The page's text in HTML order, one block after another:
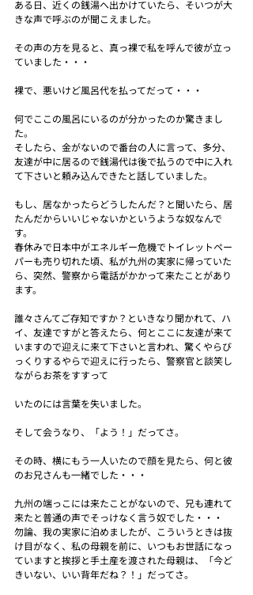
ある日、近くの銭湯へ出かけていたら、そいつが大
きな声で呼ぶのが聞こえました。
その声の方を見ると、真っ裸で私を呼んで彼が立っ
ていました・・・
裸で、悪いけど風呂代を払ってだって・・・
何でここの風呂にいるのが分かったのか驚きまし
た。
そしたら、金がないので番台の人に言って、多分、
友達が中に居るので銭湯代は後で払うので中に入れ
て下さいと頼み込んできたと話していました。
もし、居なかったらどうしたんだ？と聞いたら、居
たんだからいいじゃないかというような奴なんで
す。
春休みで日本中がエネルギー危機でトイレットペー
パーも売り切れた頃、私が九州の実家に帰っていた
ら、突然、警察から電話がかかって来たことがあり
ます。
誰々さんてご存知ですか？といきなり聞かれて、ハ
イ、友達ですがと答えたら、何とここに友達が来て
いますので迎えに来て下さいと言われ、驚くやらび
っくりするやらで迎えに行ったら、警察官と談笑し
ながらお茶をすすって
いたのには言葉を失いました。
そして会うなり、「よう！」だってさ。
その時、横にもう一人いたので顔を見たら、何と彼
のお兄さんも一緒でした・・・
九州の端っこには来たことがないので、兄も連れて
来たと普通の声でそっけなく言う奴でした・・・
勿論、我の実家に泊めましたが、こういうときは抜
け目がなく、私の母親を前に、いつもお世話になっ
ていますと挨拶と手土産を渡された母親は、「今ど
きいない、いい背年だね？！」だってさ。